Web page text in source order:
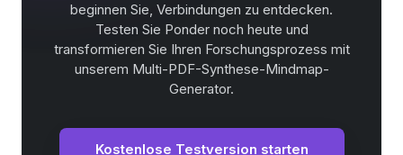
beginnen Sie, Verbindungen zu entdecken.
Testen Sie Ponder noch heute und
transformieren Sie Ihren Forschungsprozess mit
unserem Multi-PDF-Synthese-Mindmap-
Generator.
Kostenlose Testversion starten